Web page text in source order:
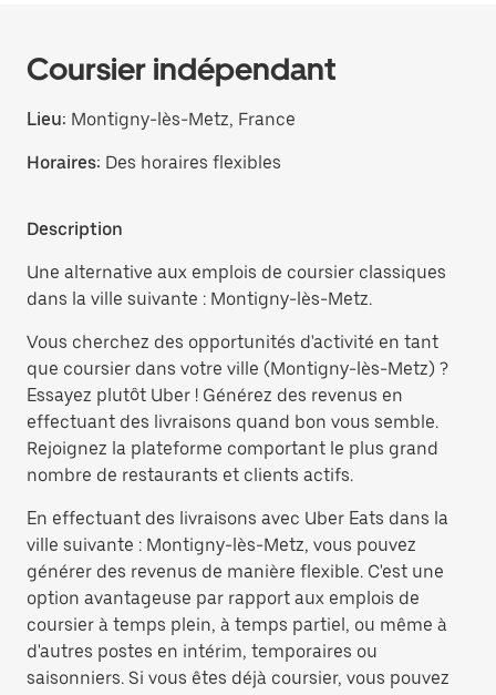
Coursier indépendant
Lieu: Montigny-lès-Metz, France
Horaires: Des horaires flexibles
Description
Une alternative aux emplois de coursier classiques
dans la ville suivante : Montigny-lès-Metz.
Vous cherchez des opportunités d'activité en tant
que coursier dans votre ville (Montigny-lès-Metz) ?
Essayez plutôt Uber ! Générez des revenus en
effectuant des livraisons quand bon vous semble.
Rejoignez la plateforme comportant le plus grand
nombre de restaurants et clients actifs.
En effectuant des livraisons avec Uber Eats dans la
ville suivante : Montigny-lès-Metz, vous pouvez
générer des revenus de manière flexible. C'est une
option avantageuse par rapport aux emplois de
coursier à temps plein, à temps partiel, ou même à
d'autres postes en intérim, temporaires ou
saisonniers. Si vous êtes déjà coursier, vous pouvez